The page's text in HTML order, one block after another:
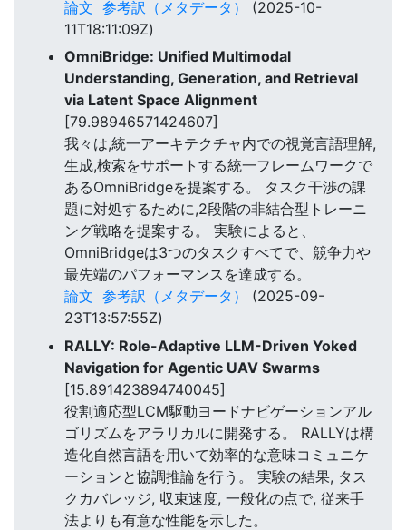
論文 参考訳（メタデータ）
(2025-10-
11T18:11:09Z)
OmniBridge: Unified Multimodal
Understanding, Generation, and Retrieval
via Latent Space Alignment
[79.98946571424607]
我々は,統一アーキテクチャ内での視覚言語理解,
生成,検索をサポートする統一フレームワークで
あるOmniBridgeを提案する。 タスク干渉の課
題に対処するために,2段階の非結合型トレーニ
ング戦略を提案する。 実験によると、
OmniBridgeは3つのタスクすべてで、競争力や
最先端のパフォーマンスを達成する。
論文 参考訳（メタデータ）
(2025-09-
23T13:57:55Z)
RALLY: Role-Adaptive LLM-Driven Yoked
Navigation for Agentic UAV Swarms
[15.891423894740045]
役割適応型LCM駆動ヨードナビゲーションアル
ゴリズムをアラリカルに開発する。 RALLYは構
造化自然言語を用いて効率的な意味コミュニケ
ーションと協調推論を行う。 実験の結果, タス
クカバレッジ, 収束速度, 一般化の点で, 従来手
法よりも有意な性能を示した。